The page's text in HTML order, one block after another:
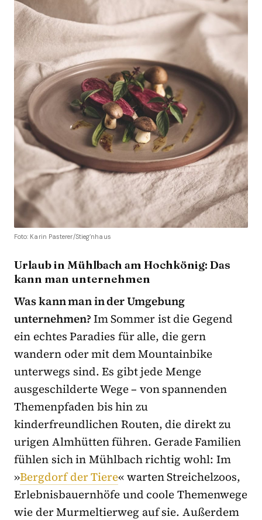
Foto: Karin Pasterer/Stieg’nhaus
Urlaub in Mühlbach am Hochkönig: Das
kann man unternehmen
Was kann man in der Umgebung
unternehmen?Im Sommer ist die Gegend
ein echtes Paradies für alle, die gern
wandern oder mit dem Mountainbike
unterwegs sind. Es gibt jede Menge
ausgeschilderte Wege – von spannenden
Themenpfaden bis hin zu
kinderfreundlichen Routen, die direkt zu
urigen Almhütten führen. Gerade Familien
fühlen sich in Mühlbach richtig wohl: Im
»Bergdorf der Tiere« warten Streichelzoos,
Erlebnisbauernhöfe und coole Themenwege
wie der Murmeltierweg auf sie. Außerdem